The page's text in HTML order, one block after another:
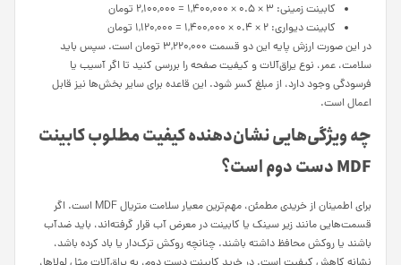
کابینت زمینی: ۳ × ۰.۵ × ۱,۴۰۰,۰۰۰ = ۲,۱۰۰,۰۰۰ تومان
کابینت دیواری: ۲ × ۰.۴ × ۱,۴۰۰,۰۰۰ = ۱,۱۲۰,۰۰۰ تومان
در این صورت ارزش پایه این دو قسمت ۳,۲۲۰,۰۰۰ تومان است. سپس باید
سلامت، عمر، نوع یراق‌آلات و کیفیت صفحه را بررسی کنید تا اگر آسیب یا
فرسودگی وجود دارد، از مبلغ کسر شود. این قاعده برای سایر بخش‌ها نیز قابل
اعمال است.
چه ویژگی‌هایی نشان‌دهنده کیفیت مطلوب کابینت
MDF دست دوم است؟
برای اطمینان از خریدی مطمئن، مهم‌ترین معیار سلامت متریال MDF است. اگر
قسمت‌هایی مانند زیر سینک یا کابینت در معرض آب قرار گرفته‌اند، باید ضدآب
باشند یا روکش محافظ داشته باشند. چنانچه روکش ترک‌دار یا باد کرده باشد،